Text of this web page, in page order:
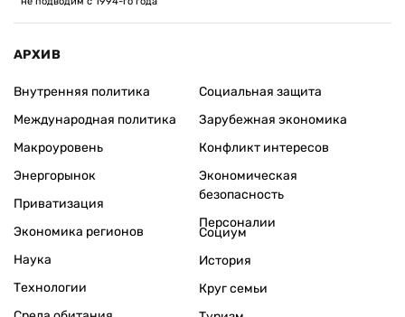
АРХИВ
Внутренняя политика
Международная политика
Макроуровень
Энергорынок
Приватизация
Экономика регионов
Социальная защита
Зарубежная экономика
Конфликт интересов
Экономическая
безопасность
Персоналии
Наука
Технологии
Социум
История
Круг семьи